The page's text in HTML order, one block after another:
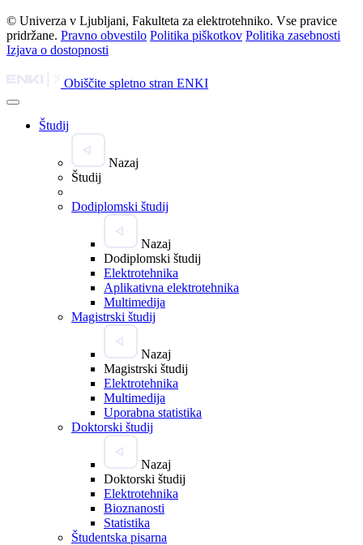
© Univerza v Ljubljani, Fakulteta za elektrotehniko. Vse pravice
pridržane. Pravno obvestilo Politika piškotkov Politika zasebnosti
Izjava o dostopnosti
Obiščite spletno stran ENKI
Študij
Nazaj
Študij
Dodiplomski študij
Nazaj
Dodiplomski študij
Elektrotehnika
Aplikativna elektrotehnika
Multimedija
Magistrski študij
Nazaj
Magistrski študij
Elektrotehnika
Multimedija
Uporabna statistika
Doktorski študij
Nazaj
Doktorski študij
Elektrotehnika
Bioznanosti
Statistika
Študentska pisarna